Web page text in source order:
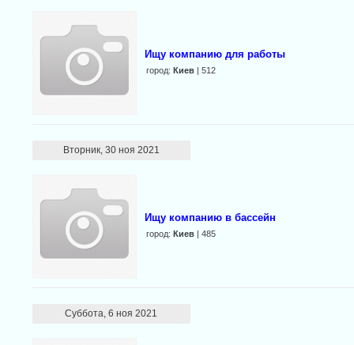
Ищу компанию для работы
город: Киев| 512
Вторник, 30 ноя 2021
Ищу компанию в бассейн
город: Киев| 485
Суббота, 6 ноя 2021